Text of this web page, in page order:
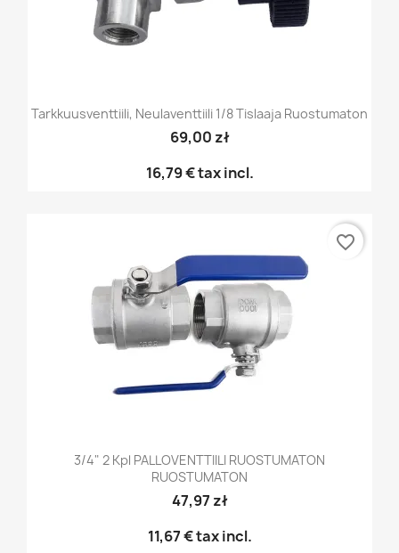
Tarkkuusventtiili, Neulaventtiili 1/8 Tislaaja Ruostumaton
69,00 zł
16,79 €tax incl.
3/4" 2 Kpl PALLOVENTTIILI RUOSTUMATON
RUOSTUMATON
47,97 zł
11,67 €tax incl.
favorite_border